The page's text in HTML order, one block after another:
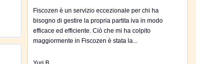
Fiscozen è un servizio eccezionale per chi ha
bisogno di gestire la propria partita iva in modo
efficace ed efficiente. Ciò che mi ha colpito
maggiormente in Fiscozen è stata la...